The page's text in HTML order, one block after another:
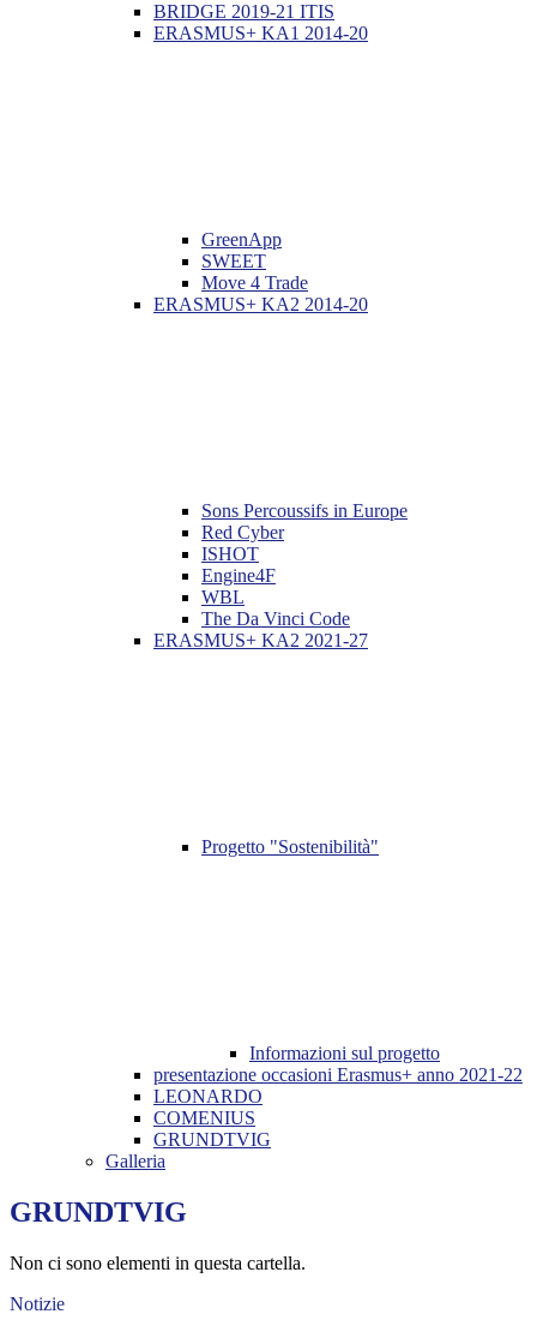
BRIDGE 2019-21 ITIS
ERASMUS+ KA1 2014-20
GreenApp
SWEET
Move 4 Trade
ERASMUS+ KA2 2014-20
Sons Percoussifs in Europe
Red Cyber
ISHOT
Engine4F
WBL
The Da Vinci Code
ERASMUS+ KA2 2021-27
Progetto "Sostenibilità"
Informazioni sul progetto
presentazione occasioni Erasmus+ anno 2021-22
LEONARDO
COMENIUS
GRUNDTVIG
Galleria
GRUNDTVIG
Non ci sono elementi in questa cartella.
Notizie